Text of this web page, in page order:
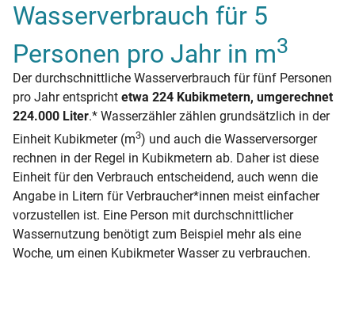
Wasserverbrauch für 5
Personen pro Jahr in m3
Der durchschnittliche Wasserverbrauch für fünf Personen
pro Jahr entspricht etwa 224 Kubikmetern, umgerechnet
224.000 Liter.* Wasserzähler zählen grundsätzlich in der
Einheit Kubikmeter (m3) und auch die Wasserversorger
rechnen in der Regel in Kubikmetern ab. Daher ist diese
Einheit für den Verbrauch entscheidend, auch wenn die
Angabe in Litern für Verbraucher*innen meist einfacher
vorzustellen ist. Eine Person mit durchschnittlicher
Wassernutzung benötigt zum Beispiel mehr als eine
Woche, um einen Kubikmeter Wasser zu verbrauchen.